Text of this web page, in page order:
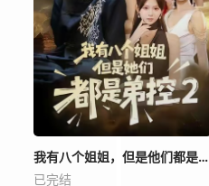
我有八个姐姐，但是他们都是弟控2
已完结